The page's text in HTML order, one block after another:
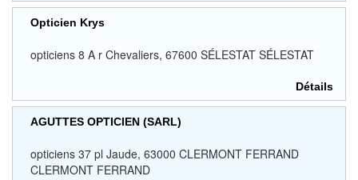
Opticien Krys
opticiens 8 A r Chevaliers, 67600 SÉLESTAT SÉLESTAT
Détails
AGUTTES OPTICIEN (SARL)
opticiens 37 pl Jaude, 63000 CLERMONT FERRAND
CLERMONT FERRAND